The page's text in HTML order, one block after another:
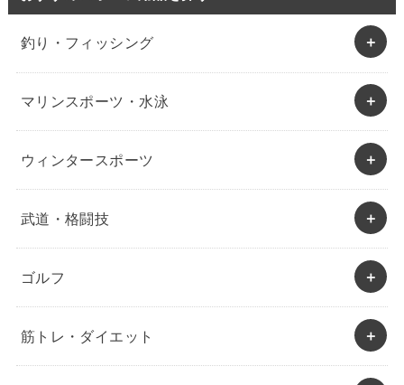
釣り・フィッシング
マリンスポーツ・水泳
ウィンタースポーツ
武道・格闘技
ゴルフ
筋トレ・ダイエット